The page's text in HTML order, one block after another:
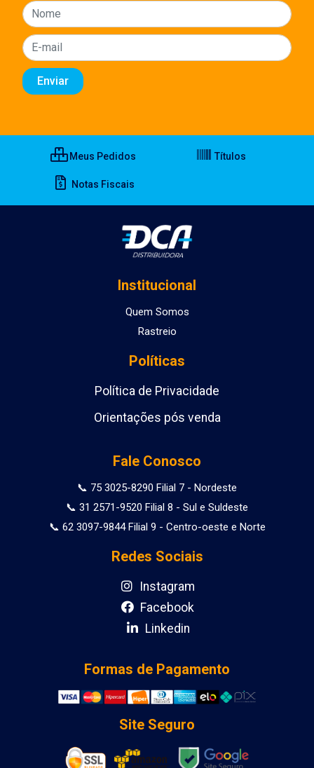
Meus Pedidos Títulos
Notas Fiscais
Institucional
Quem Somos
Rastreio
Políticas
Política de Privacidade
Orientações pós venda
Fale Conosco
📞 75 3025-8290 Filial 7 - Nordeste
📞 31 2571-9520 Filial 8 - Sul e Suldeste
📞 62 3097-9844 Filial 9 - Centro-oeste e Norte
Redes Sociais
Instagram
Facebook
Linkedin
Formas de Pagamento
Site Seguro